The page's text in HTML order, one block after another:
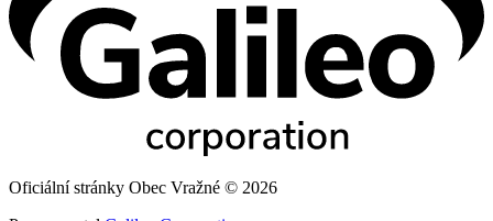
Oficiální stránky Obec Vražné © 2026